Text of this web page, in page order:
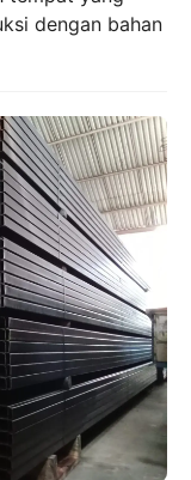
dengan bahan